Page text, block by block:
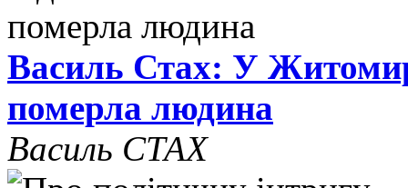
Василь Стах: У
померла людина
Василь СТАХ